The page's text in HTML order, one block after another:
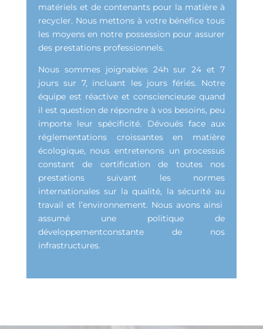
matériels et de contenants pour la matière à
recycler. Nous mettons à votre bénéfice tous
les moyens en notre possession pour assurer
des prestations professionnels.
Nous sommes joignables 24h sur 24 et 7
jours sur 7, incluant les jours fériés. Notre
équipe est réactive et consciencieuse quand
il est question de répondre à vos besoins, peu
importe leur spécificité. Dévoués face aux
réglementations croissantes en matière
écologique, nous entretenons un processus
constant de certification de toutes nos
prestations suivant les normes
internationales sur la qualité, la sécurité au
travail et l’environnement. Nous avons ainsi
assumé une politique de
développementconstante de nos
infrastructures.